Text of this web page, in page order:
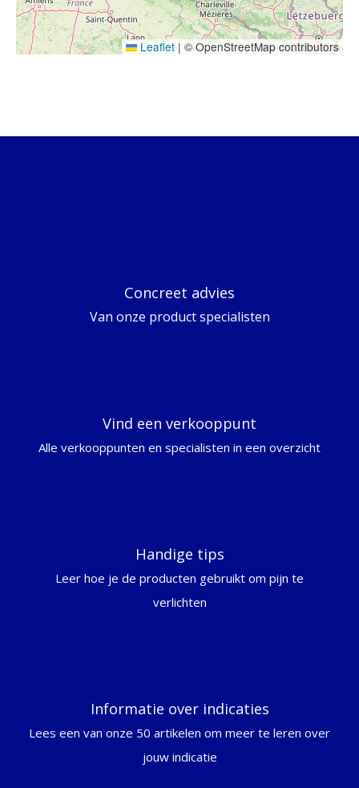
Leaflet | © OpenStreetMap contributors
Concreet advies
Van onze product specialisten
Vind een verkooppunt
Alle verkooppunten en specialisten in een overzicht
Handige tips
Leer hoe je de producten gebruikt om pijn te
verlichten
Informatie over indicaties
Lees een van onze 50 artikelen om meer te leren over
jouw indicatie